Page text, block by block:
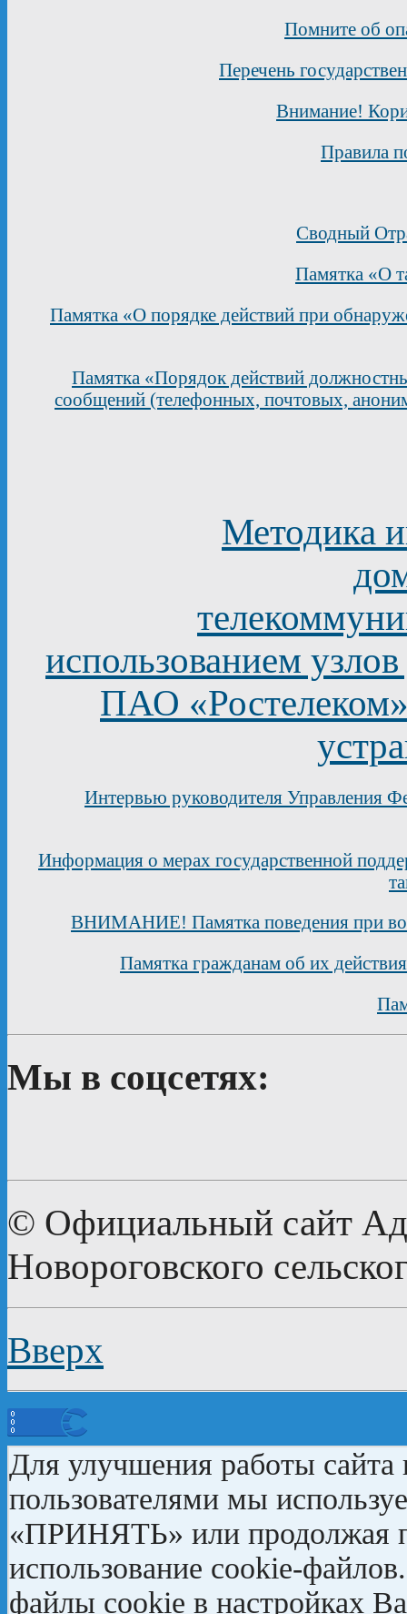
Помните об
Перечень
Внимание!
Правила
Сводный
Памятка «О
Памятка «О порядке действий при
Памятка «Порядок действий
сообщений (телефонных, почтовых,
Методика
использованием
ПАО «Ростелеком»
Интервью руководителя Управления
Информация о мерах государственной
ВНИМАНИЕ! Памятка поведения при
Памятка гражданам об их
Мы в соцсетях:
© Официальный сайт
Новороговского
Вверх
Для улучшения работы сайта
пользователями мы
«ПРИНЯТЬ» или продолжая
использование cookie-
файлы cookie в настройках